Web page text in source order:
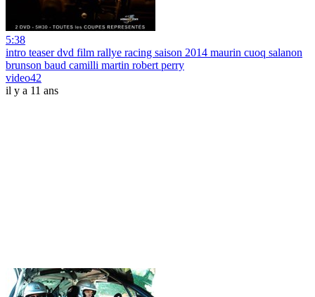
5:38
intro teaser dvd film rallye racing saison 2014 maurin cuoq salanon
brunson baud camilli martin robert perry
video42
il y a 11 ans